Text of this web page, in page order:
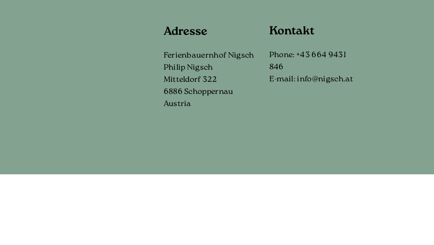
Adresse
Ferienbauernhof Nigsch
Philip Nigsch
Mitteldorf 322
6886 Schoppernau
Austria
Kontakt
Phone:+43 664 9431
846
E-mail: info@nigsch.at